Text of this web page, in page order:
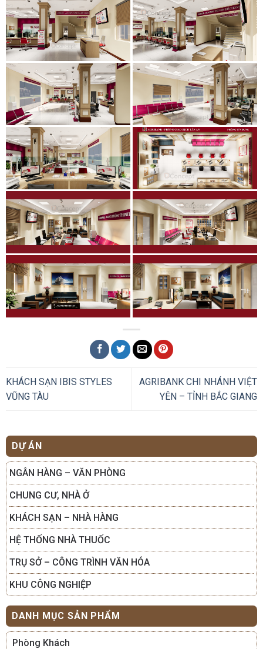
KHÁCH SẠN IBIS STYLES
VŨNG TÀU
AGRIBANK CHI NHÁNH VIỆT
YÊN – TỈNH BẮC GIANG
DỰ ÁN
NGÂN HÀNG – VĂN PHÒNG
CHUNG CƯ, NHÀ Ở
KHÁCH SẠN – NHÀ HÀNG
HỆ THỐNG NHÀ THUỐC
TRỤ SỞ – CÔNG TRÌNH VĂN HÓA
KHU CÔNG NGHIỆP
DANH MỤC SẢN PHẨM
Phòng Khách